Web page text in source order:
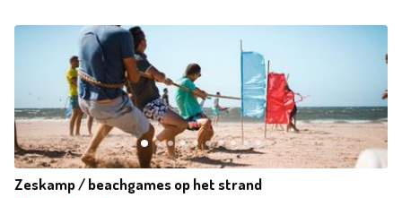
Zeskamp / beachgames op het strand